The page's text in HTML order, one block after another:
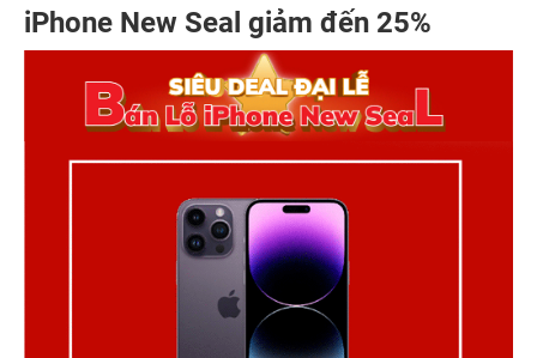
iPhone New Seal giảm đến 25%